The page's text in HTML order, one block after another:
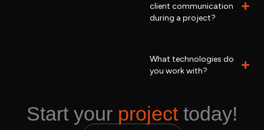
client communication
during a project?
What technologies do
you work with?
Start your projecttoday!